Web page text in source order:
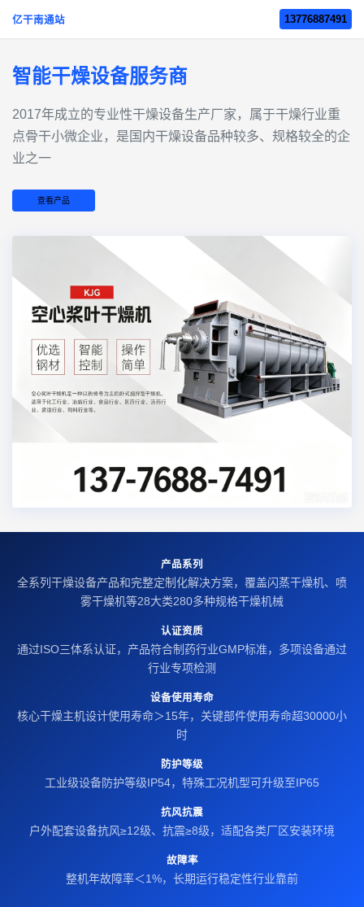
亿干南通站 13776887491
智能干燥设备服务商
2017年成立的‌专业性干燥设备生产厂家‌，属于干燥行业重
点骨干小微企业，是国内干燥设备品种较多、规格较全的企
业之一
查看产品
产品系列
全系列干燥设备产品和完整定制化解决方案，覆盖闪蒸干燥机、喷
雾干燥机等28大类280多种规格干燥机械
认证资质
通过ISO三体系认证，产品符合制药行业GMP标准，多项设备通过
行业专项检测
设备使用寿命
核心干燥主机设计使用寿命＞15年，关键部件使用寿命超30000小
时
防护等级
工业级设备防护等级IP54，特殊工况机型可升级至IP65
抗风抗震
户外配套设备抗风≥12级、抗震≥8级，适配各类厂区安装环境
故障率
整机年故障率＜1%，长期运行稳定性行业靠前